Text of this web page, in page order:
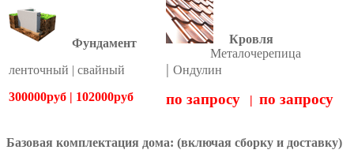
Фундамент
ленточный | свайный
300000руб | 102000руб
Кровля
Металочерепица
| Ондулин
по запросу | по запросу
Базовая комплектация дома: (включая сборку и доставку)